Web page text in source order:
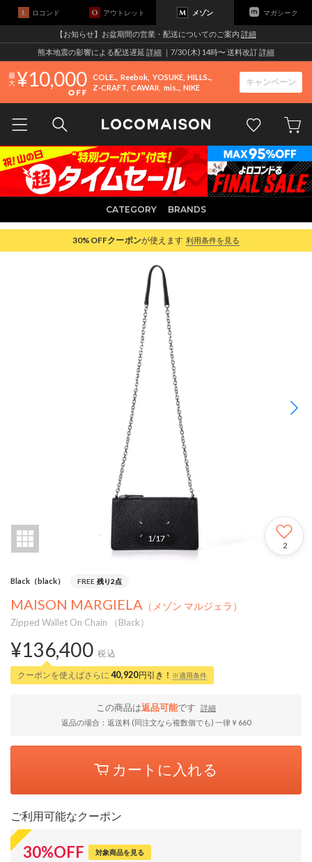
ロコンド アウトレット メゾン マガシーク
【お知らせ】お盆期間の営業・配送についてのご案内 詳細
熊本地震の影響による配送遅延 詳細 ｜7/30 (木) 14時〜 送料改訂詳細
10,000 COLE.. Reebok YOSUKE HILLS..
Z-CRAFT CAWAII mis.. NIKE
キャンペーン
CATEGORY BRANDS
30%OFFクーポンが使えます 利用条件を見る
1/17
2
Black（black） FREE 残り2点
MAISON MARGIELA （メゾン マルジェラ）
Zipped Wallet On Chain （Black）
¥136,400 税込
クーポンを使えばさらに 40,920円引き！ ※適用条件
この商品は返品可能です
詳細
返品の場合：返送料 (同注文なら複数個でも) 一律￥660
カートに入れる
ご利用可能なクーポン
30%OFF 対象商品を見る